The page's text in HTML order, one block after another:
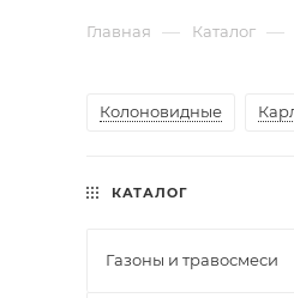
Главная — Каталог —
Колоновидные
КАТАЛОГ
Газоны и травосмеси